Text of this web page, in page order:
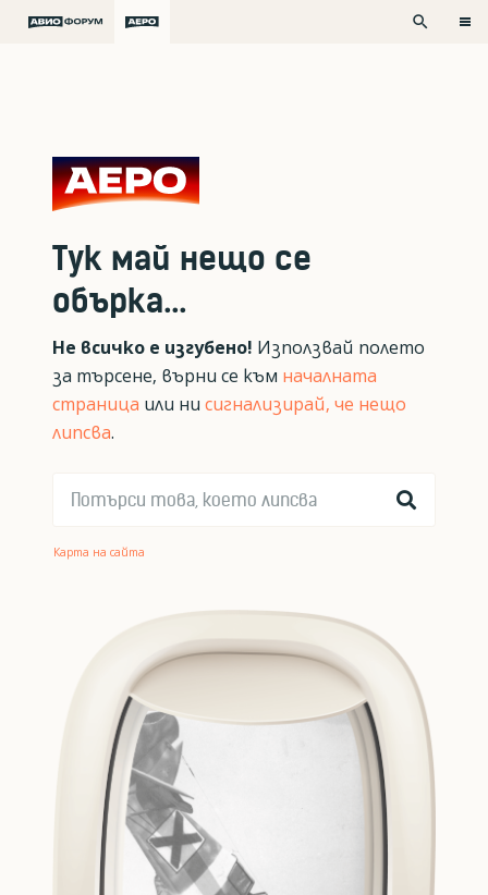
search
Тук май нещо се
обърка...
Не всичко е изгубено! Използвай полето
за търсене, върни се към началната
страница или ни сигнализирай, че нещо
липсва.
Карта на сайта